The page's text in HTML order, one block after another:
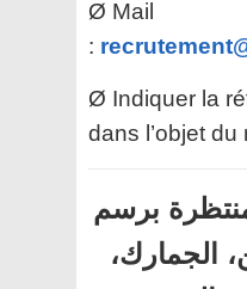
Ø Mail
:
Ø Indiquer la
dans l’objet
برسم
الأمن، الجمارك،